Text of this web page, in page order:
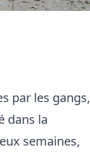
par les gangs,
dans la
semaines,